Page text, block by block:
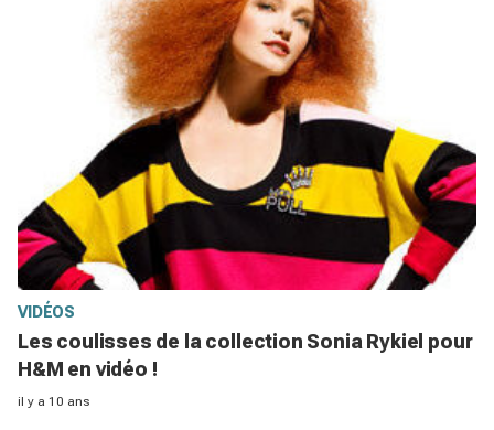
VIDÉOS
Les coulisses de la collection Sonia Rykiel pour
H&M en vidéo !
il y a 10 ans